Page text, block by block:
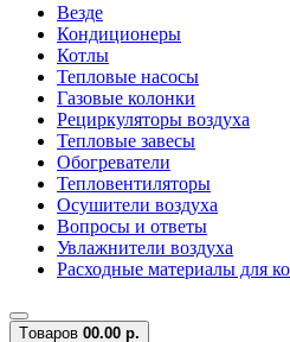
Везде
Кондиционеры
Котлы
Тепловые насосы
Газовые колонки
Рециркуляторы воздуха
Тепловые завесы
Обогреватели
Тепловентиляторы
Осушители воздуха
Вопросы и ответы
Увлажнители воздуха
Расходные материалы для
Tоваров 00.00 р.